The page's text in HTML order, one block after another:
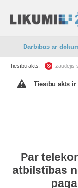
Darbības ar
Tiesību akts: zaudējis
Tiesību akts ir
Par
atbilstības